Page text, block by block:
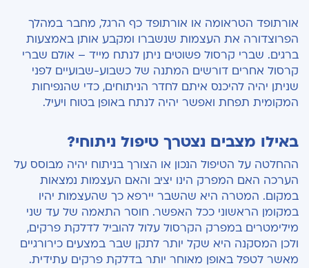
אורתופד הטראומה או אורתופד כף הרגל, מחבר במהלך
הפרוצדורה את העצמות שנשברו ומקבע אותן באמצעות
ברגים. שברי קרסול פשוטים ניתן לנתח מייד – אולם שברי
קרסול אחרים דורשים המתנה של כשבוע-שבועיים לפני
שניתן יהיה להיכנס איתם לחדר הניתוחים, כדי שהנפיחות
המקומית תפחת ואפשר יהיה לנתח באופן בטוח ויעיל.
באילו מצבים נצטרך טיפול ניתוחי?
ההחלטה על הטיפול הנכון או הצורך בניתוח יהיה מבוסס על
הערכה האם המפרק הינו יציב והאם העצמות נמצאות
במקום. המטרה היא שהשבר יירפא כך שהעצמות יהיו
במקומן הראשוני ככל האפשר. חוסר התאמה של עד שני
מילימטרים במפרק הקרסול עלול להוביל לדלקת פרקים,
ולכן המסקנה היא שקל יותר לתקן שבר במצעים כירורגיים
מאשר לטפל באופן מאוחר יותר בדלקת פרקים עתידית.